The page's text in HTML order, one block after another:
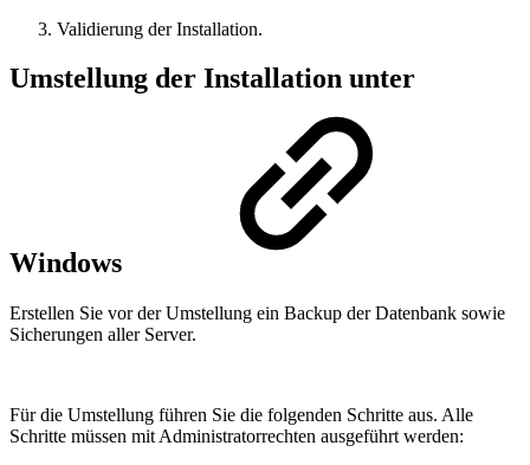
Validierung der Installation.
Umstellung der Installation unter
Windows
Erstellen Sie vor der Umstellung ein Backup der Datenbank sowie
Sicherungen aller Server.
Für die Umstellung führen Sie die folgenden Schritte aus. Alle
Schritte müssen mit Administratorrechten ausgeführt werden: